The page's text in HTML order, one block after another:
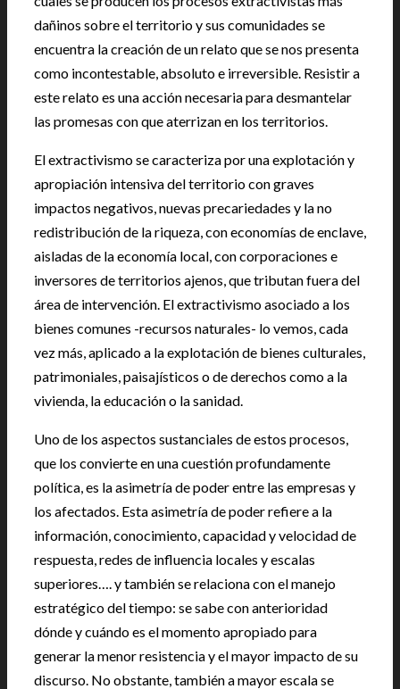
dañinos sobre el territorio y sus comunidades se
encuentra la creación de un relato que se nos presenta
como incontestable, absoluto e irreversible. Resistir a
este relato es una acción necesaria para desmantelar
las promesas con que aterrizan en los territorios.
El extractivismo se caracteriza por una explotación y
apropiación intensiva del territorio con graves
impactos negativos, nuevas precariedades y la no
redistribución de la riqueza, con economías de enclave,
aisladas de la economía local, con corporaciones e
inversores de territorios ajenos, que tributan fuera del
área de intervención. El extractivismo asociado a los
bienes comunes -recursos naturales- lo vemos, cada
vez más, aplicado a la explotación de bienes culturales,
patrimoniales, paisajísticos o de derechos como a la
vivienda, la educación o la sanidad.
Uno de los aspectos sustanciales de estos procesos,
que los convierte en una cuestión profundamente
política, es la asimetría de poder entre las empresas y
los afectados. Esta asimetría de poder refiere a la
información, conocimiento, capacidad y velocidad de
respuesta, redes de influencia locales y escalas
superiores…. y también se relaciona con el manejo
estratégico del tiempo: se sabe con anterioridad
dónde y cuándo es el momento apropiado para
generar la menor resistencia y el mayor impacto de su
discurso. No obstante, también a mayor escala se